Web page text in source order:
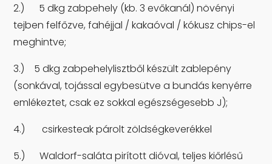
2.) 5 dkg zabpehely (kb. 3 evőkanál) növényi
tejben felfőzve, fahéjjal / kakaóval / kókusz chips-el
meghintve;
3.) 5 dkg zabpehelylisztből készült zablepény
(sonkával, tojással egybesütve a bundás kenyérre
emlékeztet, csak ez sokkal egészségesebb J);
4.) csirkesteak párolt zöldségkeverékkel
5.) Waldorf-saláta pirított dióval, teljes kiőrlésű